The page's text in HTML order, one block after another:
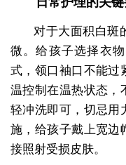
对于大面积白斑
微。给孩子选择衣
式，领口袖口不能过
温控制在温热状态，
轻冲洗即可，切忌用
施，给孩子戴上宽边
接照射受损皮肤。